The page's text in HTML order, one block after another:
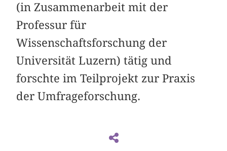
(in Zusammenarbeit mit der
Professur für
Wissenschaftsforschung der
Universität Luzern) tätig und
forschte im Teilprojekt zur Praxis
der Umfrageforschung.